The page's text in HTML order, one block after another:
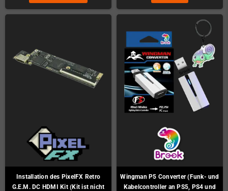
Installation des PixelFX Retro
G.E.M. DC HDMI Kit (Kit ist nicht
Wingman P5 Converter (Funk- und
Kabelcontroller an PS5, PS4 und